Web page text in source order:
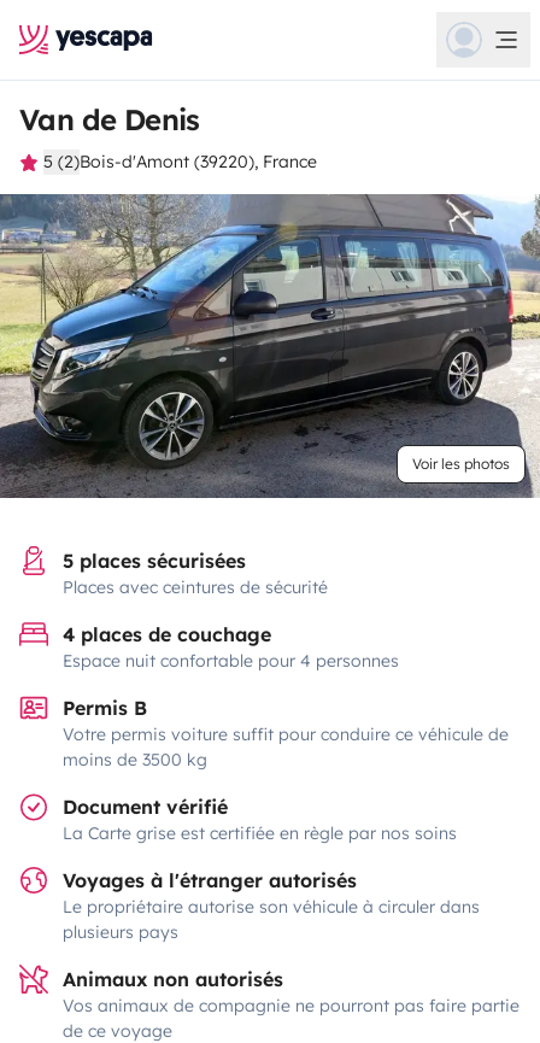
Van de Denis
5 (2)Bois-d'Amont (39220), France
Voir les photos
5 places sécurisées
Places avec ceintures de sécurité
4 places de couchage
Espace nuit confortable pour 4 personnes
Permis B
Votre permis voiture suffit pour conduire ce véhicule de
moins de 3500 kg
Document vérifié
La Carte grise est certifiée en règle par nos soins
Voyages à l'étranger autorisés
Le propriétaire autorise son véhicule à circuler dans
plusieurs pays
Animaux non autorisés
Vos animaux de compagnie ne pourront pas faire partie
de ce voyage